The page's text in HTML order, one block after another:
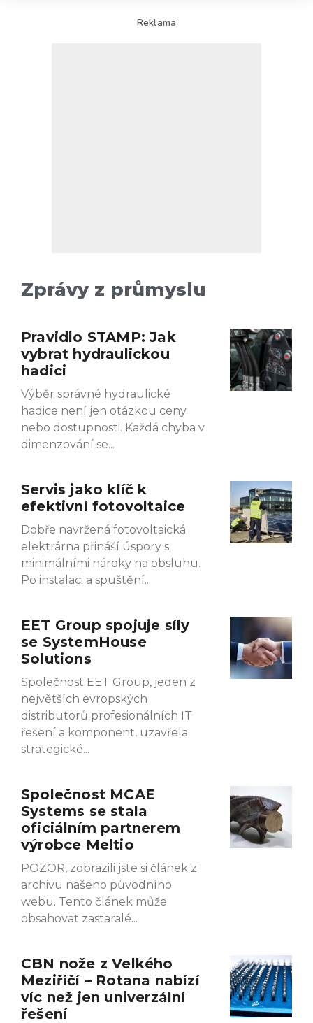
Zprávy z průmyslu
Pravidlo STAMP: Jak
vybrat hydraulickou
hadici
Výběr správné hydraulické
hadice není jen otázkou ceny
nebo dostupnosti. Každá chyba v
dimenzování se
Servis jako klíč k
efektivní fotovoltaice
Dobře navržená fotovoltaická
elektrárna přináší úspory s
minimálními nároky na obsluhu.
Po instalaci a spuštění
EET Group spojuje síly
se SystemHouse
Solutions
Společnost EET Group, jeden z
největších evropských
distributorů profesionálních IT
řešení a komponent, uzavřela
strategické
Společnost MCAE
Systems se stala
oficiálním partnerem
výrobce Meltio
POZOR, zobrazili jste si článek z
archivu našeho původního
webu. Tento článek může
obsahovat zastaralé
CBN nože z Velkého
Meziříčí – Rotana nabízí
víc než jen univerzální
řešení
PagePagePage
Reklama